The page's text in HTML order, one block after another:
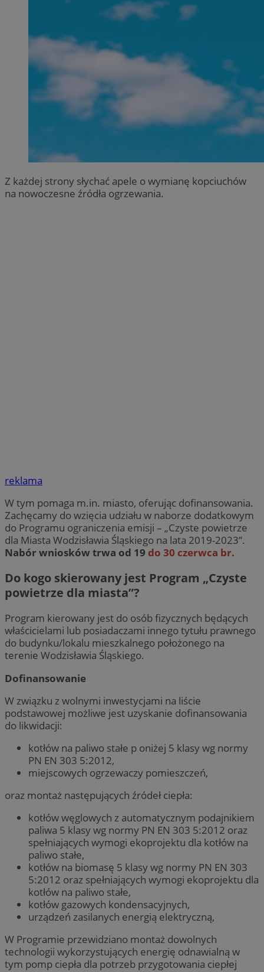
Z każdej strony słychać apele o wymianę kopciuchów
na nowoczesne źródła ogrzewania.
reklama
W tym pomaga m.in. miasto, oferując dofinansowania.
Zachęcamy do wzięcia udziału w naborze dodatkowym
do Programu ograniczenia emisji – „Czyste powietrze
dla Miasta Wodzisławia Śląskiego na lata 2019-2023”.
Nabór wniosków trwa od 19 do 30 czerwca br.
Do kogo skierowany jest Program „Czyste
powietrze dla miasta”?
Program kierowany jest do osób fizycznych będących
właścicielami lub posiadaczami innego tytułu prawnego
do budynku/lokalu mieszkalnego położonego na
terenie Wodzisławia Śląskiego.
Dofinansowanie
W związku z wolnymi inwestycjami na liście
podstawowej możliwe jest uzyskanie dofinansowania
do likwidacji:
kotłów na paliwo stałe p oniżej 5 klasy wg normy
PN EN 303 5:2012,
miejscowych ogrzewaczy pomieszczeń,
oraz montaż następujących źródeł ciepła:
kotłów węglowych z automatycznym podajnikiem
paliwa 5 klasy wg normy PN EN 303 5:2012 oraz
spełniających wymogi ekoprojektu dla kotłów na
paliwo stałe,
kotłów na biomasę 5 klasy wg normy PN EN 303
5:2012 oraz spełniających wymogi ekoprojektu dla
kotłów na paliwo stałe,
kotłów gazowych kondensacyjnych,
urządzeń zasilanych energią elektryczną,
W Programie przewidziano montaż dowolnych
technologii wykorzystujących energię odnawialną w
tym pomp ciepła dla potrzeb przygotowania ciepłej